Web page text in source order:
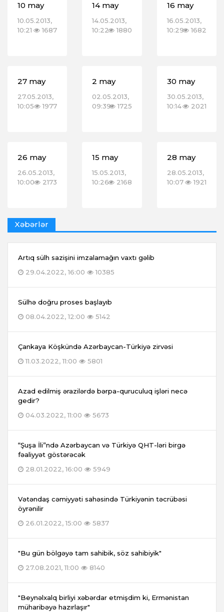
10 may
10.05.2013,
10:21
1687
14 may
14.05.2013,
10:22
1880
16 may
16.05.2013,
10:29
1682
27 may
27.05.2013,
10:05
1977
2 may
02.05.2013,
09:39 1725
30 may
30.05.2013,
10:14
2021
26 may
26.05.2013,
10:00
2173
15 may
15.05.2013,
10:26
2168
28 may
28.05.2013,
10:07
1921
Xəbərlər
Artıq sülh sazişini imzalamağın vaxtı gəlib
29.04.2022, 16:00
10385
Sülhə doğru proses başlayıb
08.04.2022, 12:00
5142
Çankaya Köşkündə Azərbaycan-Türkiyə zirvəsi
11.03.2022, 11:00
5801
Azad edilmiş ərazilərdə bərpa-quruculuq işləri necə
gedir?
04.03.2022, 11:00
5673
“Şuşa İli”ndə Azərbaycan və Türkiyə QHT-ləri birgə
fəaliyyət göstərəcək
28.01.2022, 16:00
5949
Vətəndaş cəmiyyəti sahəsində Türkiyənin təcrübəsi
öyrənilir
26.01.2022, 15:00
5837
"Bu gün bölgəyə tam sahibik, söz sahibiyik"
27.08.2021, 11:00
8140
"Beynəlxalq birliyi xəbərdar etmişdim ki, Ermənistan
müharibəyə hazırlaşır"